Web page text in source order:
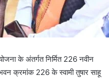
के अंतर्गत निर्मित 226 नवीन
क्रमांक 226 के स्वामी तुषार साहू